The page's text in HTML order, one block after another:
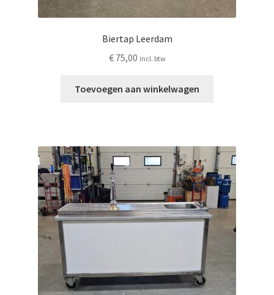
Biertap Leerdam
€75,00 incl. btw
Toevoegen aan winkelwagen